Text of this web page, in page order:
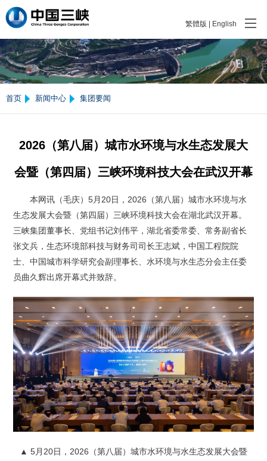
繁體版 English
首页 新闻中心 集团要闻
2026（第八届）城市水环境与水生态发展大
会暨（第四届）三峡环境科技大会在武汉开幕
本网讯（毛庆）5月20日，2026（第八届）城市水环境与水
生态发展大会暨（第四届）三峡环境科技大会在湖北武汉开幕。
三峡集团董事长、党组书记刘伟平，湖北省委常委、常务副省长
张文兵，生态环境部科技与财务司司长王志斌，中国工程院院
士、中国城市科学研究会副理事长、水环境与水生态分会主任委
员曲久辉出席开幕式并致辞。
▲ 5月20日，2026（第八届）城市水环境与水生态发展大会暨